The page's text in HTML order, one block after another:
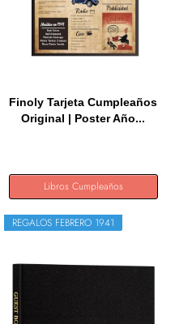
Finoly Tarjeta Cumpleaños
Original | Poster Año...
Libros Cumpleaños
REGALOS FEBRERO 1941